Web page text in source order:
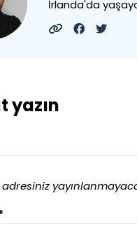
İrlanda'da
yazın